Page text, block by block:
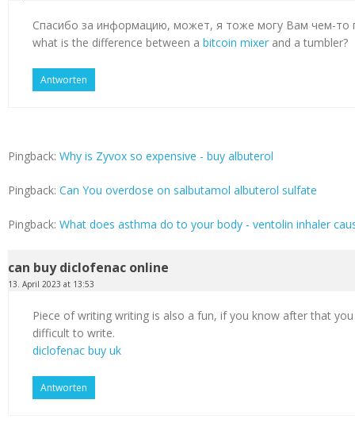
Спасибо за информацию, может, я тоже могу Вам чем-то
what is the difference between a bitcoin mixer and a tumbler?
Antworten
Pingback: Why is Zyvox so expensive - buy albuterol
Pingback: Can You overdose on salbutamol albuterol sulfate
Pingback: What does asthma do to your body - ventolin inhaler
can buy diclofenac online
13. April 2023 at 13:53
Piece of writing writing is also a fun, if you know after that
difficult to write.
diclofenac buy uk
Antworten